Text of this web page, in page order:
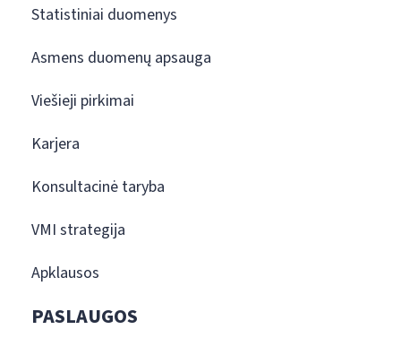
Statistiniai duomenys
Asmens duomenų apsauga
Viešieji pirkimai
Karjera
Konsultacinė taryba
VMI strategija
Apklausos
PASLAUGOS